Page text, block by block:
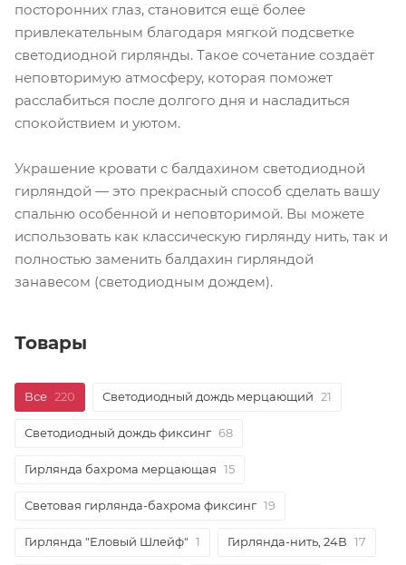
посторонних глаз, становится ещё более
привлекательным благодаря мягкой подсветке
светодиодной гирлянды. Такое сочетание создаёт
неповторимую атмосферу, которая поможет
расслабиться после долгого дня и насладиться
спокойствием и уютом.
Украшение кровати с балдахином светодиодной
гирляндой — это прекрасный способ сделать вашу
спальню особенной и неповторимой. Вы можете
использовать как классическую гирлянду нить, так и
полностью заменить балдахин гирляндой
занавесом (светодиодным дождем).
Товары
Все 220 Светодиодный дождь мерцающий 21
Светодиодный дождь фиксинг 68
Гирлянда бахрома мерцающая 15
Световая гирлянда-бахрома фиксинг 19
Гирлянда "Еловый Шлейф" 1 Гирлянда-нить, 24В 17